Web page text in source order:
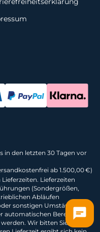
in den letzten 30 Tagen vor
ab 1.500,00 €)
Lieferzeiten
(Sondergrößen,
Abläufen
sonstigen Umständen
automatischen Berechnung
Wir bitten Sie dies zu